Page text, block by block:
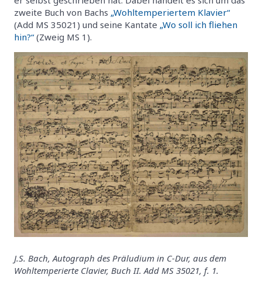
zweite Buch von Bachs „Wohltemperiertem Klavier“
(Add MS 35021) und seine Kantate „Wo soll ich fliehen
hin?“ (Zweig MS 1).
J.S. Bach, Autograph des Präludium in C-Dur, aus dem
Wohltemperierte Clavier, Buch II. Add MS 35021, f. 1.